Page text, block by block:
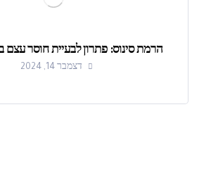
הרמת סינוס: פתרון לבעיית חוסר עצם
דצמבר 14, 2024